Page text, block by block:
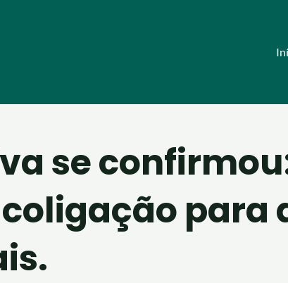
se confirmou:
para